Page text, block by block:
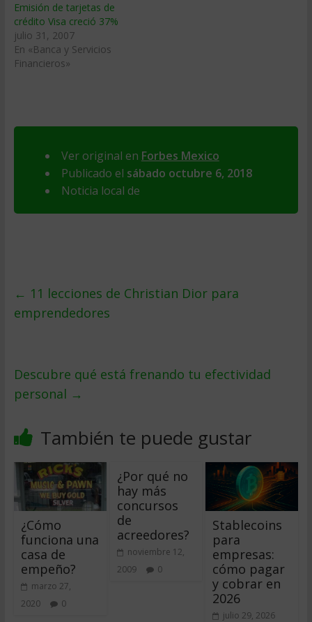
Emisión de tarjetas de
crédito Visa creció 37%
julio 31, 2007
En «Banca y Servicios
Financieros»
Ver original en Forbes Mexico
Publicado el sábado octubre 6, 2018
Noticia local de
← 11 lecciones de Christian Dior para
emprendedores
Descubre qué está frenando tu efectividad
personal →
También te puede gustar
¿Cómo
funciona una
casa de
empeño?
marzo 27,
2020
0
¿Por qué no
hay más
concursos
de
acreedores?
noviembre 12,
2009
0
Stablecoins
para
empresas:
cómo pagar
y cobrar en
2026
julio 29, 2026